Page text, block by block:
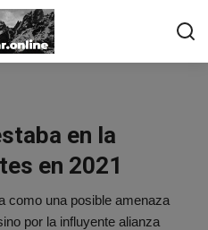
en la
en 2021
como una posible amenaza
por la influyente alianza